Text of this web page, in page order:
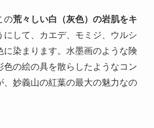
の荒々しい白（灰色）の岩肌をキ
にして、カエデ、モミジ、ウルシ
に染まります。水墨画のような険
色の絵の具を散らしたようなコン
、妙義山の紅葉の最大の魅力なの